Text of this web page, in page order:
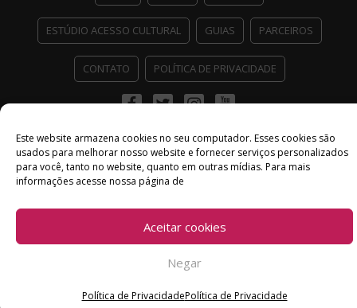
Este website armazena cookies no seu computador. Esses cookies são
usados ​​para melhorar nosso website e fornecer serviços personalizados
para você, tanto no website, quanto em outras mídias. Para mais
informações acesse nossa página de
Aceitar cookies
Negar
Política de PrivacidadePolítica de Privacidade
ESTÚDIO ACESSO CULTURAL GUIAS PARCEIROS
CONTATO POLÍTICA DE PRIVACIDADE
Facebook
TwitterInstagram
Youtube
Copyright 2026 Acesso Cultural - Arte, Cultura Pop e Entretenimento
Desenvolvido por Del Vieira